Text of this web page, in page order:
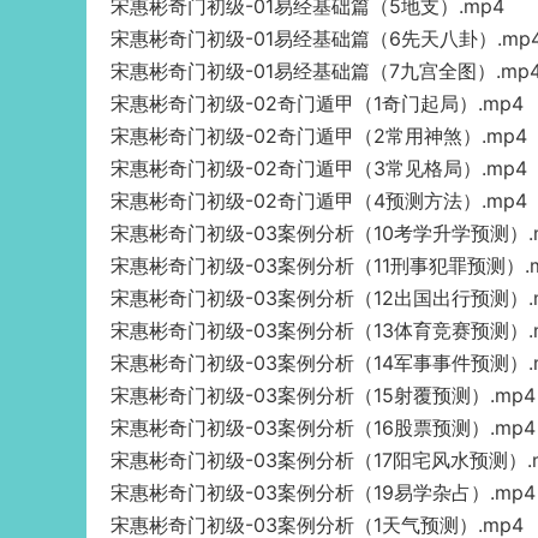
宋惠彬奇门初级-01易经基础篇（5地支）.mp4
宋惠彬奇门初级-01易经基础篇（6先天八卦）
宋惠彬奇门初级-01易经基础篇（7九宫全图）
宋惠彬奇门初级-02奇门遁甲（1奇门起局）.mp4
宋惠彬奇门初级-02奇门遁甲（2常用神煞）.mp4
宋惠彬奇门初级-02奇门遁甲（3常见格局）.mp4
宋惠彬奇门初级-02奇门遁甲（4预测方法）.mp4
宋惠彬奇门初级-03案例分析（10考学升学预测）
宋惠彬奇门初级-03案例分析（11刑事犯罪预测）
宋惠彬奇门初级-03案例分析（12出国出行预测）
宋惠彬奇门初级-03案例分析（13体育竞赛预测）
宋惠彬奇门初级-03案例分析（14军事事件预测）
宋惠彬奇门初级-03案例分析（15射覆预测）.mp4
宋惠彬奇门初级-03案例分析（16股票预测）.mp4
宋惠彬奇门初级-03案例分析（17阳宅风水预测）
宋惠彬奇门初级-03案例分析（19易学杂占）.mp4
宋惠彬奇门初级-03案例分析（1天气预测）.mp4